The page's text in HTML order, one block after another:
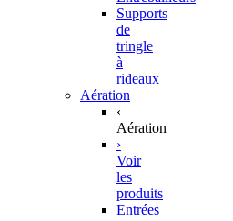
Supports
de
tringle
à
rideaux
Aération
‹
Aération
›
Voir
les
produits
Entrées